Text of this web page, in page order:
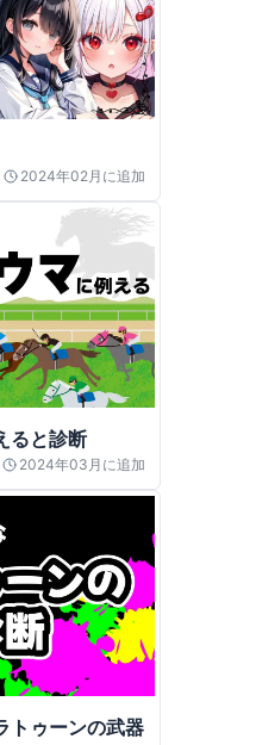
2024年02月 に追加
ると診断
2024年03月 に追加
トゥーンの武器